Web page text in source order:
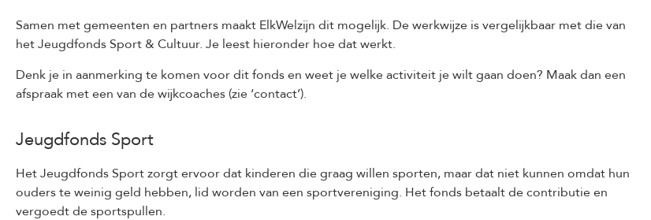
Samen met gemeenten en partners maakt ElkWelzijn dit mogelijk. De werkwijze is vergelijkbaar met die van
het Jeugdfonds Sport & Cultuur. Je leest hieronder hoe dat werkt.
Denk je in aanmerking te komen voor dit fonds en weet je welke activiteit je wilt gaan doen? Maak dan een
afspraak met een van de wijkcoaches (zie ‘contact’).
Jeugdfonds Sport
Het Jeugdfonds Sport zorgt ervoor dat kinderen die graag willen sporten, maar dat niet kunnen omdat hun
ouders te weinig geld hebben, lid worden van een sportvereniging. Het fonds betaalt de contributie en
vergoedt de sportspullen.